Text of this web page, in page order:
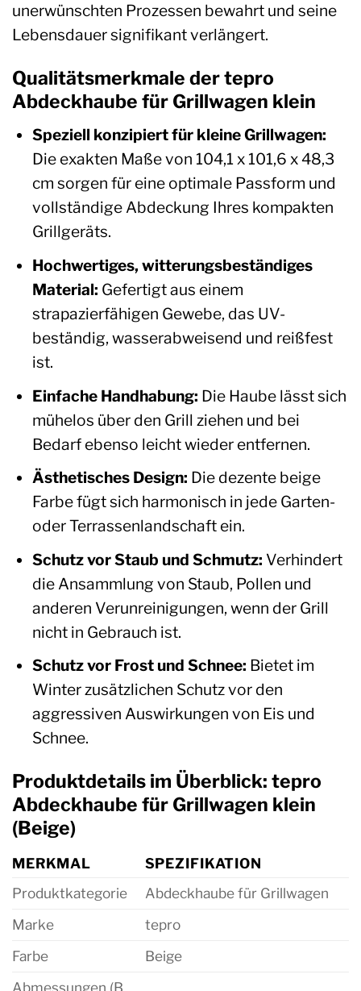
unerwünschten Prozessen bewahrt und seine
Lebensdauer signifikant verlängert.
Qualitätsmerkmale der tepro
Abdeckhaube für Grillwagen klein
Speziell konzipiert für kleine Grillwagen:
Die exakten Maße von 104,1 x 101,6 x 48,3
cm sorgen für eine optimale Passform und
vollständige Abdeckung Ihres kompakten
Grillgeräts.
Hochwertiges, witterungsbeständiges
Material: Gefertigt aus einem
strapazierfähigen Gewebe, das UV-
beständig, wasserabweisend und reißfest
ist.
Einfache Handhabung: Die Haube lässt sich
mühelos über den Grill ziehen und bei
Bedarf ebenso leicht wieder entfernen.
Ästhetisches Design: Die dezente beige
Farbe fügt sich harmonisch in jede Garten-
oder Terrassenlandschaft ein.
Schutz vor Staub und Schmutz: Verhindert
die Ansammlung von Staub, Pollen und
anderen Verunreinigungen, wenn der Grill
nicht in Gebrauch ist.
Schutz vor Frost und Schnee: Bietet im
Winter zusätzlichen Schutz vor den
aggressiven Auswirkungen von Eis und
Schnee.
Produktdetails im Überblick: tepro
Abdeckhaube für Grillwagen klein
(Beige)
MERKMAL
SPEZIFIKATION
Produktkategorie
Abdeckhaube für Grillwagen
Marke
tepro
Farbe
Beige
Abmessungen (B